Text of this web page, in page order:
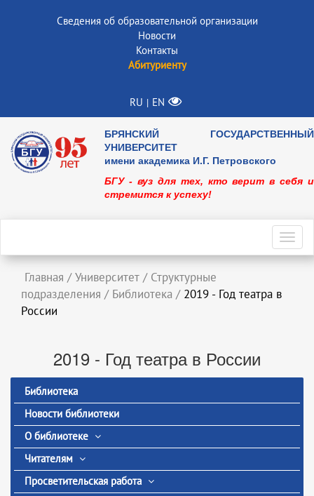
Сведения об образовательной организации
Новости
Контакты
Абитуриенту
RU | EN
БРЯНСКИЙ ГОСУДАРСТВЕННЫЙ
УНИВЕРСИТЕТ
имени академика И.Г. Петровского
БГУ - вуз для тех, кто верит в себя и
стремится к успеху!
Главная / Университет / Структурные
подразделения / Библиотека / 2019 - Год театра в
России
2019 - Год театра в России
Библиотека
Новости библиотеки
О библиотеке
Читателям
Просветительская работа